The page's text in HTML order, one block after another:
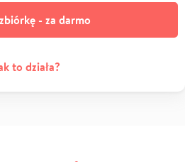
- za darmo
to działa?